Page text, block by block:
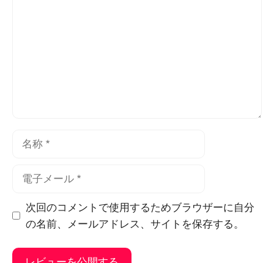
ー
次回のコメントで使用するためブラウザーに自分
の名前、メールアドレス、サイトを保存する。